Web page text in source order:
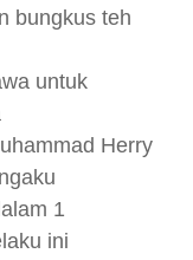
bungkus teh
untuk
Herry
1
ini